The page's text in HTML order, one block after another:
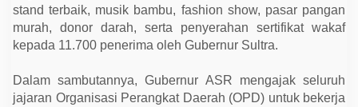
stand terbaik, musik bambu, fashion show, pasar pangan
murah, donor darah, serta penyerahan sertifikat wakaf
kepada 11.700 penerima oleh Gubernur Sultra.
Dalam sambutannya, Gubernur ASR mengajak seluruh
jajaran Organisasi Perangkat Daerah (OPD) untuk bekerja